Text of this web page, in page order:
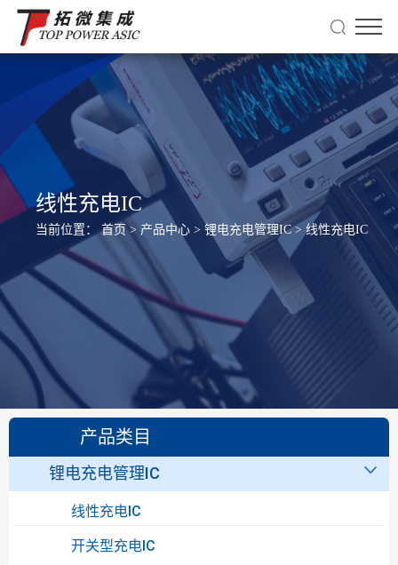
线性充电IC
当前位置：首页>产品中心 > 锂电充电管理IC> 线性充电IC
产品类目
锂电充电管理IC
线性充电IC
开关型充电IC